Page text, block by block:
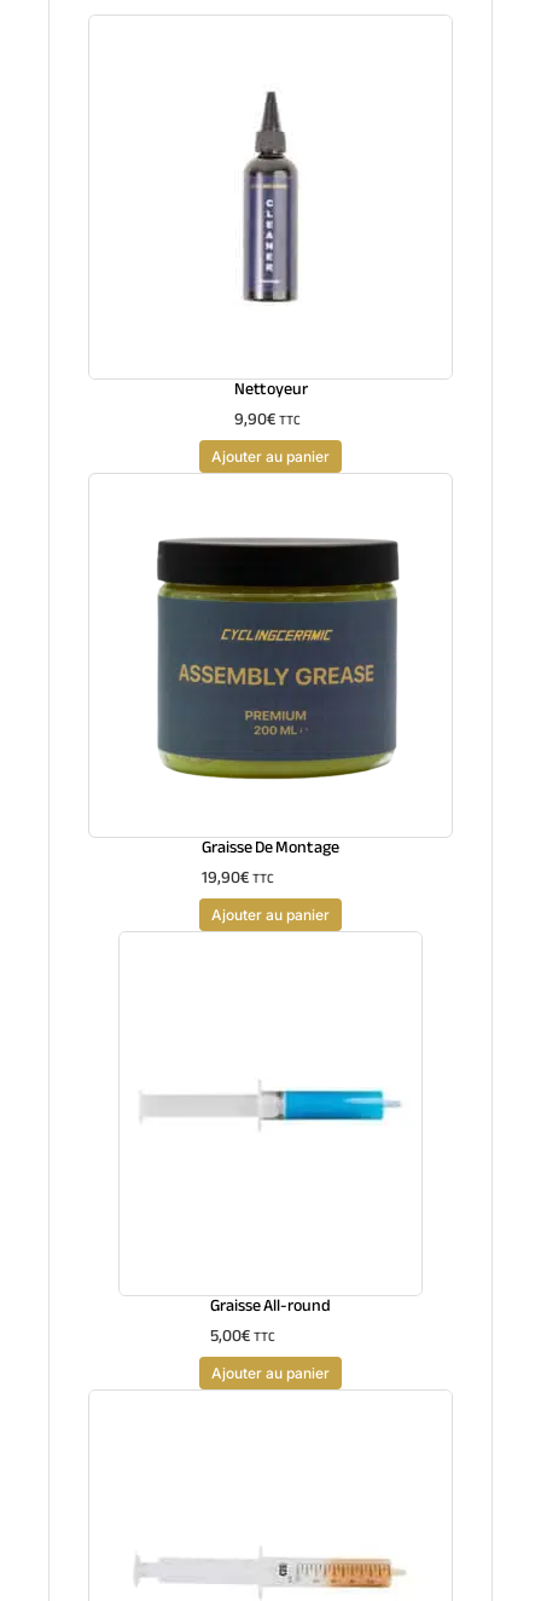
Nettoyeur
9,90€TTC
Ajouter au panier
Graisse De Montage
19,90€TTC
Ajouter au panier
Graisse All-round
5,00€TTC
Ajouter au panier